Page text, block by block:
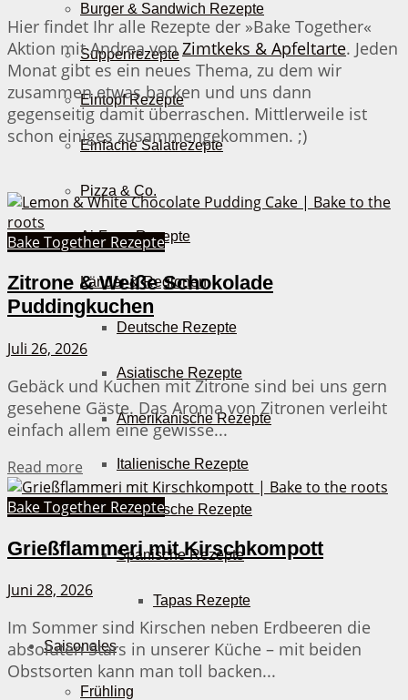
Burger & Sandwich Rezepte
Suppenrezepte
Eintopf Rezepte
Einfache Salatrezepte
Pizza & Co.
AirFryer Rezepte
Länder & Regionen
Deutsche Rezepte
Asiatische Rezepte
Amerikanische Rezepte
Italienische Rezepte
Griechische Rezepte
Spanische Rezepte
Tapas Rezepte
Saisonales
Frühling
Hier findet Ihr alle Rezepte der »Bake Together«
Aktion mit Andrea vonZimtkeks & Apfeltarte. Jeden
Monat gibt es ein neues Thema, zu dem wir
zusammen etwas backen und uns dann
gegenseitig damit überraschen. Mittlerweile ist
schon einiges zusammengekommen. ;)
Bake Together Rezepte
Zitrone & Weiße Schokolade
Puddingkuchen
Juli 26, 2026
Gebäck und Kuchen mit Zitrone sind bei uns gern
gesehene Gäste. Das Aroma von Zitronen verleiht
einfach allem eine gewisse...
Read more Details
Bake Together Rezepte
Grießflammeri mit Kirschkompott
Juni 28, 2026
Im Sommer sind Kirschen neben Erdbeeren die
absoluten Stars in unserer Küche – mit beiden
Obstsorten kann man toll backen...